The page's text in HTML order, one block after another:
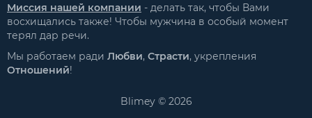
Миссия нашей компании - делать так, чтобы Вами
восхищались также! Чтобы мужчина в особый момент
терял дар речи.
Мы работаем ради Любви, Страсти, укрепления
Отношений!
Blimey © 2026